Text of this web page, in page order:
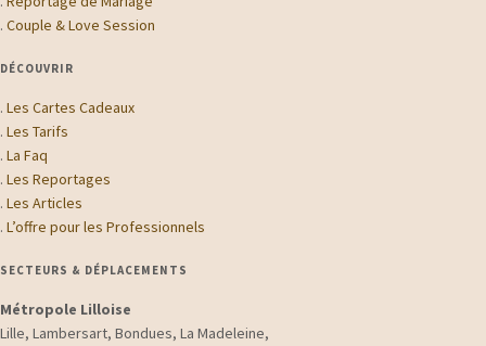
.Couple & Love Session
DÉCOUVRIR
.Les Cartes Cadeaux
.Les Tarifs
.La Faq
.Les Reportages
.Les Articles
.L’offre pour les Professionnels
SECTEURS & DÉPLACEMENTS
Métropole Lilloise
Lille, Lambersart, Bondues, La Madeleine,